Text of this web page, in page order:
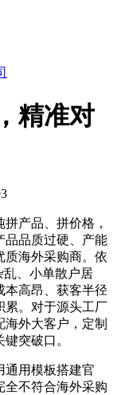
精准对
产品、拼价格，
品品质过硬、产能
质海外采购商。依
乱、小单散户居
本高昂、获客半径
累。对于源头工厂
外大客户，定制
突破口。
通用模板搭建官
全不符合海外采购